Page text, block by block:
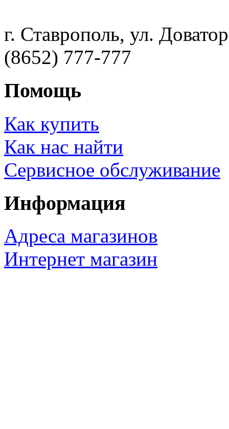
г. Ставрополь, ул.
(8652) 777-777
Помощь
Как купить
Как нас найти
Сервисное обслуживание
Информация
Адреса магазинов
Интернет магазин